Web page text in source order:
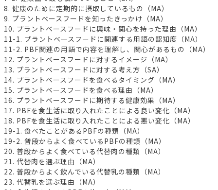
8. 健康のために定期的に摂取しているもの（MA）
9. プラントベースフードを知ったきっかけ（MA）
10. プラントベースフードに興味・関心を持った理由（MA）
11-1. プラントベースフードに関連する用語の認知度（MA）
11-2. PBF関連の用語で内容を理解し、関心があるもの（MA）
12. プラントベースフードに対するイメージ（MA）
13. プラントベースフードに対する考え方（SA）
14. プラントベースフードを食べるタイミング（MA）
15. プラントベースフードを食べる理由（MA）
16. プラントベースフードに期待する健康効果（MA）
17. PBFを食生活に取り入れたことによる良い変化（MA）
18. PBFを食生活に取り入れたことによる悪い変化（MA）
19-1. 食べたことがあるPBFの種類（MA）
19-2. 普段からよく食べているPBFの種類（MA）
20. 普段からよく食べている代替肉の種類（MA）
21. 代替肉を選ぶ理由（MA）
22. 普段からよく飲んでいる代替乳の種類（MA）
23. 代替乳を選ぶ理由（MA）